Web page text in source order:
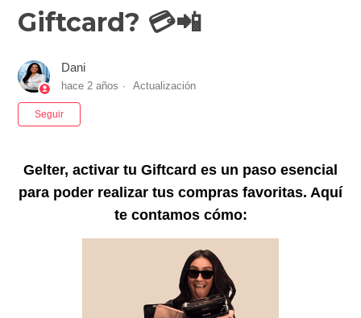
Giftcard? 💳📲
Dani
hace 2 años Actualización
Seguir
Gelter, activar tu Giftcard es un paso esencial
para poder realizar tus compras favoritas. Aquí
te contamos cómo: